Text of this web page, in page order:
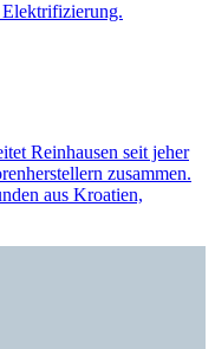
Elek­tri­fi­zie­rung.
Rein­hausen seit jeher
zusammen.
aus Kroa­tien,